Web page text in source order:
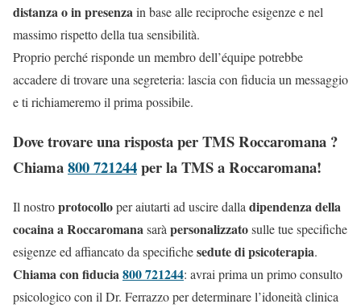
distanza o in presenzain base alle reciproche esigenze e nel
massimo rispetto della tua sensibilità.
Proprio perché risponde un membro dell’équipe potrebbe
accadere di trovare una segreteria: lascia con fiducia un messaggio
e ti richiameremo il prima possibile.
Dove trovare una risposta per TMS Roccaromana ?
Chiama800 721244per la TMS a Roccaromana!
Il nostroprotocolloper aiutarti ad uscire dalla dipendenza della
cocaina a Roccaromanasarà personalizzatosulle tue specifiche
esigenze ed affiancato da specifichesedute di psicoterapia.
Chiama con fiducia800 721244: avrai prima un primo consulto
psicologico con il Dr. Ferrazzo per determinare l’idoneità clinica